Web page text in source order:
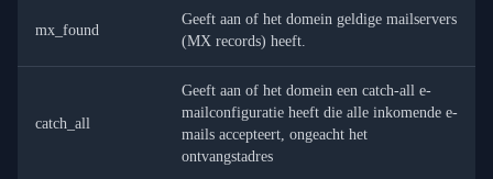
mx_found
Geeft aan of het domein geldige mailservers
(MX records) heeft.
catch_all
Geeft aan of het domein een catch-all e-
mailconfiguratie heeft die alle inkomende e-
mails accepteert, ongeacht het
ontvangstadres